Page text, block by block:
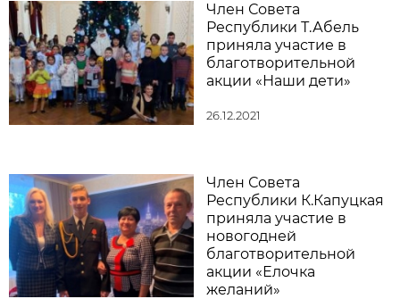
Член Совета
Республики Т.Абель
приняла участие в
благотворительной
акции «Наши дети»
26.12.2021
Член Совета
Республики К.Капуцкая
приняла участие в
новогодней
благотворительной
акции «Елочка
желаний»